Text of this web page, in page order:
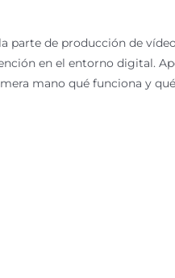
parte de producción de
en el entorno digital.
mano qué funciona y